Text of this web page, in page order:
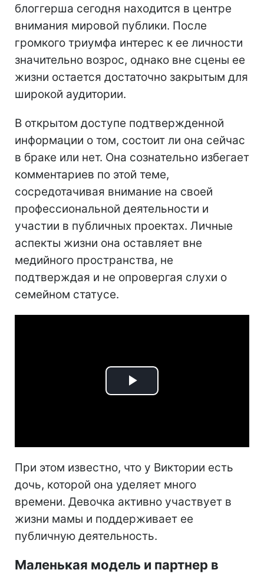
блоггерша сегодня находится в центре
внимания мировой публики. После
громкого триумфа интерес к ее личности
значительно возрос, однако вне сцены ее
жизни остается достаточно закрытым для
широкой аудитории.
В открытом доступе подтвержденной
информации о том, состоит ли она сейчас
в браке или нет. Она сознательно избегает
комментариев по этой теме,
сосредотачивая внимание на своей
профессиональной деятельности и
участии в публичных проектах. Личные
аспекты жизни она оставляет вне
медийного пространства, не
подтверждая и не опровергая слухи о
семейном статусе.
Play
При этом известно, что у Виктории есть
дочь, которой она уделяет много
времени. Девочка активно участвует в
жизни мамы и поддерживает ее
публичную деятельность.
Маленькая модель и партнер в